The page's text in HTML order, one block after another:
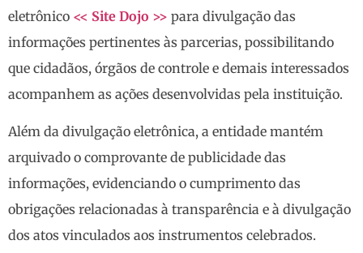
eletrônico << Site Dojo >> para divulgação das
informações pertinentes às parcerias, possibilitando
que cidadãos, órgãos de controle e demais interessados
acompanhem as ações desenvolvidas pela instituição.
Além da divulgação eletrônica, a entidade mantém
arquivado o comprovante de publicidade das
informações, evidenciando o cumprimento das
obrigações relacionadas à transparência e à divulgação
dos atos vinculados aos instrumentos celebrados.